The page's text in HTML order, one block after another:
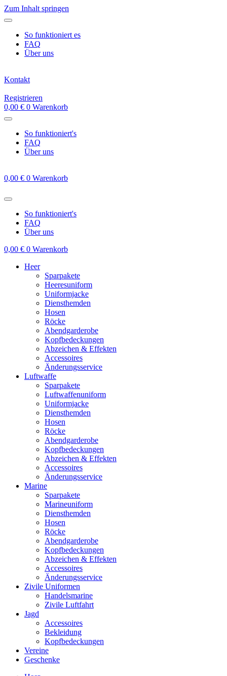
Zum Inhalt springen
So funktioniert es
FAQ
Über uns
Kontakt
Registrieren
0,00 € 0 Warenkorb
So funktioniert's
FAQ
Über uns
0,00 € 0 Warenkorb
So funktioniert's
FAQ
Über uns
0,00 € 0 Warenkorb
Heer
Sparpakete
Heeresuniform
Uniformjacke
Diensthemden
Hosen
Röcke
Abendgarderobe
Kopfbedeckungen
Abzeichen & Effekten
Accessoires
Änderungsservice
Luftwaffe
Sparpakete
Luftwaffenuniform
Uniformjacke
Diensthemden
Hosen
Röcke
Abendgarderobe
Kopfbedeckungen
Abzeichen & Effekten
Accessoires
Änderungsservice
Marine
Sparpakete
Marineuniform
Diensthemden
Hosen
Röcke
Abendgarderobe
Kopfbedeckungen
Abzeichen & Effekten
Accessoires
Änderungsservice
Zivile Uniformen
Handelsmarine
Zivile Luftfahrt
Jagd
Accessoires
Bekleidung
Kopfbedeckungen
Vereine
Geschenke